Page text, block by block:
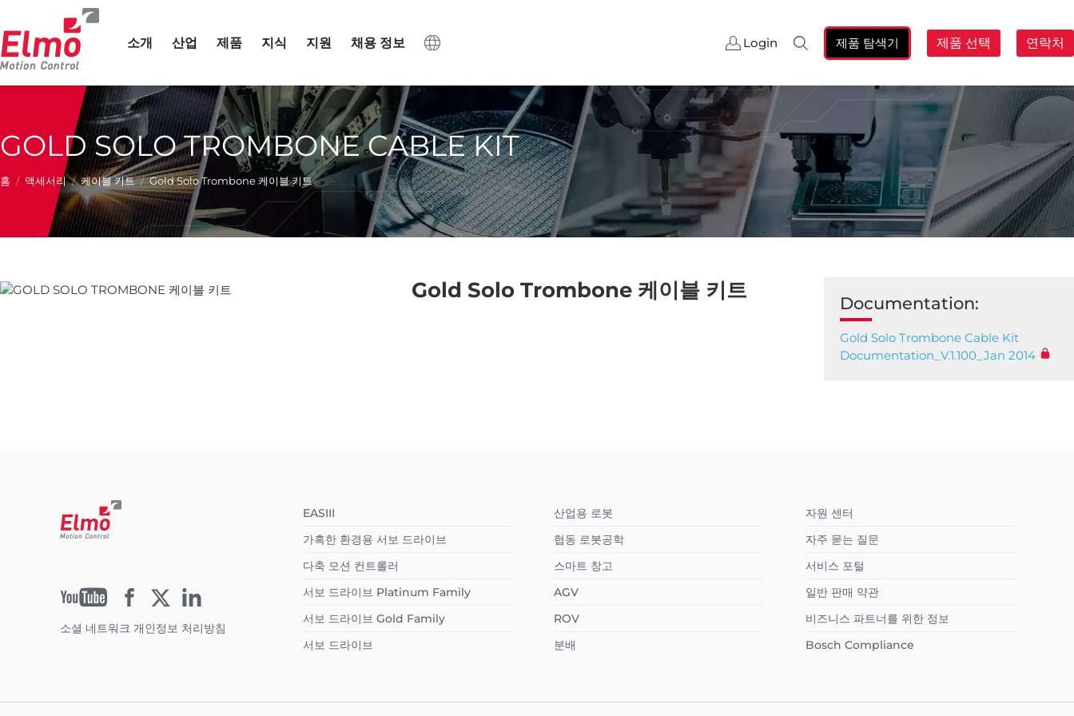
소개 산업 제품 지식 지원 채용 정보 Login
검
제품 탐색기 제품 선택 연락처
GOLD SOLO TROMBONE CABLE KIT
현재 위치:
홈 액세서리 케이블 키트 Gold Solo Trombone 케이블 키트
Gold Solo Trombone 케이블 키트
Documentation:
Gold Solo Trombone Cable Kit
Documentation_V.1.100_Jan 2014
소셜 네트워크 개인정보 처리방침
EASIII
가혹한 환경용 서보 드라이브
다축 모션 컨트롤러
서보 드라이브 Platinum Family
서보 드라이브 Gold Family
서보 드라이브
산업용 로봇
협동 로봇공학
스마트 창고
AGV
ROV
분배
자원 센터
자주 묻는 질문
서비스 포털
일반 판매 약관
비즈니스 파트너를 위한 정보
Bosch Compliance